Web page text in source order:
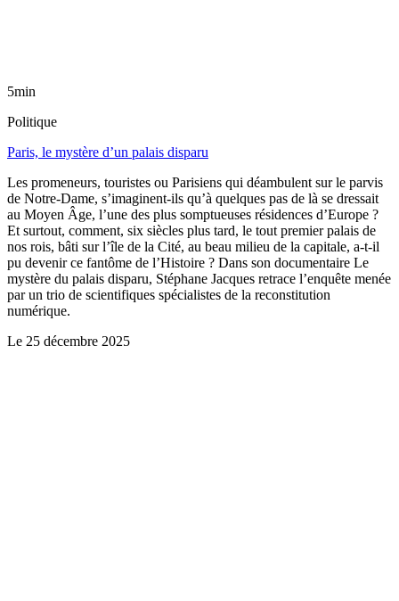
5min
Politique
Paris, le mystère d’un palais disparu
Les promeneurs, touristes ou Parisiens qui déambulent sur le parvis
de Notre-Dame, s’imaginent-ils qu’à quelques pas de là se dressait
au Moyen Âge, l’une des plus somptueuses résidences d’Europe ?
Et surtout, comment, six siècles plus tard, le tout premier palais de
nos rois, bâti sur l’île de la Cité, au beau milieu de la capitale, a-t-il
pu devenir ce fantôme de l’Histoire ? Dans son documentaire Le
mystère du palais disparu, Stéphane Jacques retrace l’enquête menée
par un trio de scientifiques spécialistes de la reconstitution
numérique.
Le 25 décembre 2025